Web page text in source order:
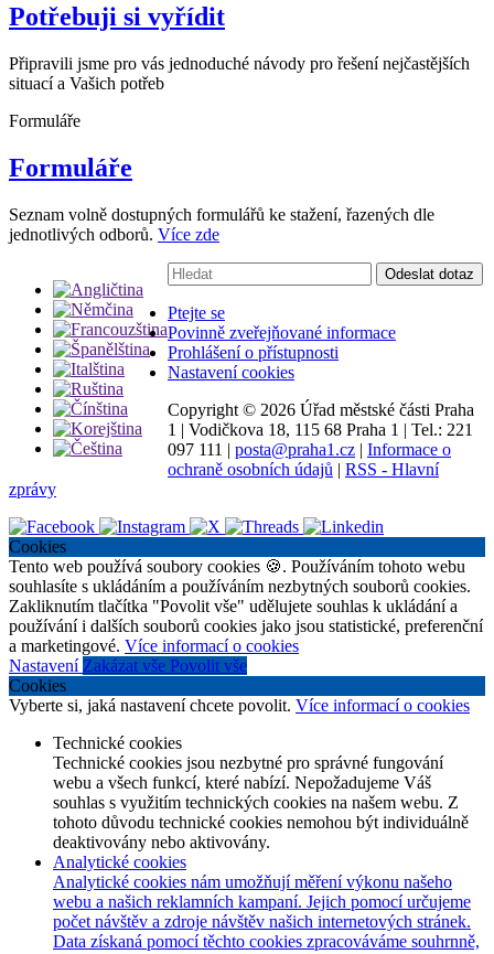
Potřebuji si vyřídit
Připravili jsme pro vás jednoduché návody pro řešení nejčastějších
situací a Vašich potřeb
Formuláře
Formuláře
Seznam volně dostupných formulářů ke stažení, řazených dle
jednotlivých odborů. Více zde
Vyhledávání:
Odeslat dotaz
Ptejte se
Povinně zveřejňované informace
Prohlášení o přístupnosti
Nastavení cookies
Copyright © 2026 Úřad městské části Praha
1 | Vodičkova 18, 115 68 Praha 1 | Tel.: 221
097 111 | posta@praha1.cz | Informace o
ochraně osobních údajů | RSS - Hlavní
zprávy
Cookies
Tento web používá soubory cookies 🍪. Používáním tohoto webu
souhlasíte s ukládáním a používáním nezbytných souborů cookies.
Zakliknutím tlačítka "Povolit vše" udělujete souhlas k ukládání a
používání i dalších souborů cookies jako jsou statistické, preferenční
a marketingové. Více informací o cookies
Nastavení Zakázat vše Povolit vše
Cookies
Vyberte si, jaká nastavení chcete povolit. Více informací o cookies
Technické cookies
Technické cookies jsou nezbytné pro správné fungování
webu a všech funkcí, které nabízí. Nepožadujeme Váš
souhlas s využitím technických cookies na našem webu. Z
tohoto důvodu technické cookies nemohou být individuálně
deaktivovány nebo aktivovány.
Analytické cookies
Analytické cookies nám umožňují měření výkonu našeho
webu a našich reklamních kampaní. Jejich pomocí určujeme
počet návštěv a zdroje návštěv našich internetových stránek.
Data získaná pomocí těchto cookies zpracováváme souhrnně,